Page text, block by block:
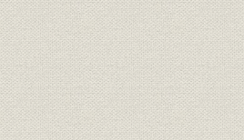
9. 海外出張者一覧
○神戸市内における従業員居住区分布図表
○従業員数の推移図表
索引